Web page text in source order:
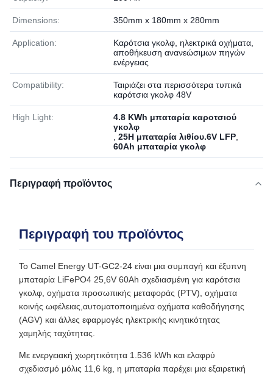
Dimensions: 350mm x 180mm x 280mm
Application:
Καρότσια γκολφ, ηλεκτρικά οχήματα,
αποθήκευση ανανεώσιμων πηγών
ενέργειας
Compatibility:
Ταιριάζει στα περισσότερα τυπικά
καρότσια γκολφ 48V
High Light:
4.8 KWh μπαταρία καροτσιού
γκολφ
25Η μπαταρία λιθίου.6V LFP
60Ah μπαταρία γκολφ
Περιγραφή προϊόντος
Περιγραφή του προϊόντος
Το Camel Energy UT-GC2-24 είναι μια συμπαγή και έξυπνη
μπαταρία LiFePO4 25,6V 60Ah σχεδιασμένη για καρότσια
γκολφ, οχήματα προσωπικής μεταφοράς (PTV), οχήματα
κοινής ωφέλειας,αυτοματοποιημένα οχήματα καθοδήγησης
(AGV) και άλλες εφαρμογές ηλεκτρικής κινητικότητας
χαμηλής ταχύτητας.
Με ενεργειακή χωρητικότητα 1.536 kWh και ελαφρύ
σχεδιασμό μόλις 11,6 kg, η μπαταρία παρέχει μια εξαιρετική